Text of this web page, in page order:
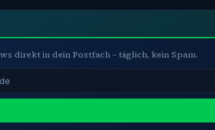
direkt in dein Postfach – täglich, kein Spam.